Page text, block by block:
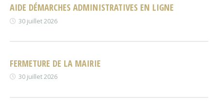
AIDE DÉMARCHES ADMINISTRATIVES EN LIGNE
30 juillet 2026
FERMETURE DE LA MAIRIE
30 juillet 2026